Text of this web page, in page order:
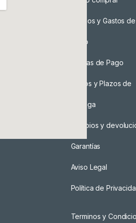
Precios y Gastos de
Envío
Formas de Pago
Envíos y Plazos de
Entrega
Cambios y
Garantías
Aviso Legal
Política de
Terminos y